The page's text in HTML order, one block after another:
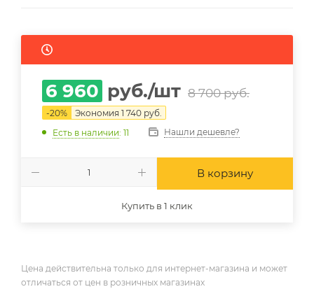
6 960 руб./шт 8 700руб.
-20% Экономия 1 740 руб.
Есть в наличии: 11 Нашли дешевле?
В корзину
Купить в 1 клик
Цена действительна только для интернет-магазина и может
отличаться от цен в розничных магазинах